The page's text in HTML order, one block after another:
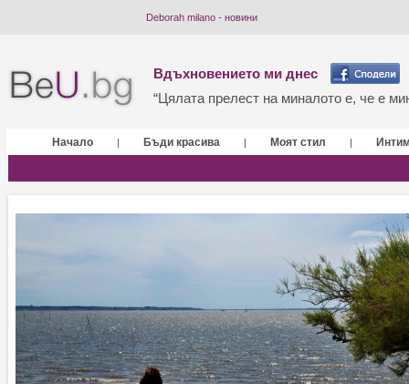
Deborah milano - новини
Вдъхновението ми днес
“Цялата прелест на миналото е, че е
Начало | Бъди красива | Моят стил |